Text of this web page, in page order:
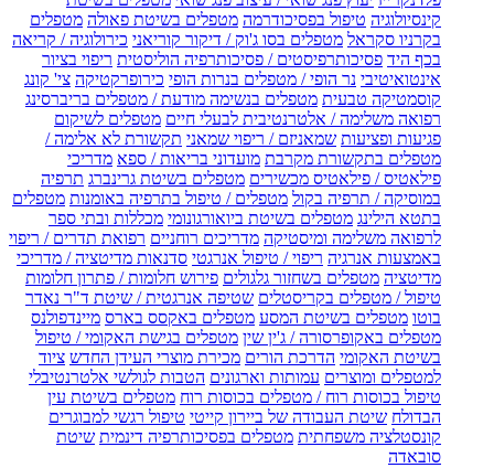
קינסיולוגיה טיפול בפסיכודרמה מטפלים בשיטת פאולה מטפלים
בקרניו סקראל מטפלים בסו ג'וק / דיקור קוריאני כירולוגיה / קריאה
בכף היד פסיכותרפיסטים / פסיכותרפיה הוליסטית ריפוי בציור
אינטואיטיבי נר הופי / מטפלים בנרות הופי כירופרקטיקה צי' קונג
קוסמטיקה טבעית מטפלים בנשימה מודעת / מטפלים בריברסינג
רפואה משלימה / אלטרנטיבית לבעלי חיים מטפלים לשיקום
פגיעות ופציעות שמאניזם / ריפוי שמאני תקשורת לא אלימה /
מטפלים בתקשורת מקרבת מועדוני בריאות / ספא מדריכי
פילאטיס / פילאטיס מכשירים מטפלים בשיטת גרינברג תרפיה
במוסיקה / תרפיה בקול מטפלים / טיפול בתרפיה באומנות מטפלים
בתטא הילינג מטפלים בשיטת ביואורגונומי מכללות ובתי ספר
לרפואה משלימה ומיסטיקה מדריכים רוחניים רפואת תדרים / ריפוי
באמצעות אנרגיה ריפוי / טיפול אנרגטי סדנאות מדיטציה / מדריכי
מדיטציה מטפלים בשחזור גלגולים פירוש חלומות / פתרון חלומות
טיפול / מטפלים בקריסטלים שטיפה אנרגטית / שיטת ד"ר נאדר
בוטו מטפלים בשיטת המסע מטפלים באקסס בארס מיינדפולנס
מטפלים באקופרסורה / ג'ין שין מטפלים בגישת האקומי / טיפול
בשיטת האקומי הדרכת הורים מכירת מוצרי העידן החדש ציוד
למטפלים ומוצרים עמותות וארגונים הטבות לגולשי אלטרנטיבלי
טיפול בכוסות רוח / מטפלים בכוסות רוח מטפלים בשיטת עין
הבדולח שיטת העבודה של ביירון קייטי טיפול רגשי למבוגרים
קונסטלציה משפחתית מטפלים בפסיכותרפיה דינמית שיטת
סובאדה